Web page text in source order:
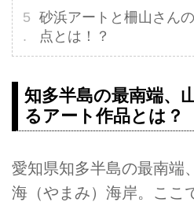
砂浜アートと柵山さん
点とは！？
知多半島の最南端、
るアート作品とは？
愛知県知多半島の最南端
海（やまみ）海岸。ここ